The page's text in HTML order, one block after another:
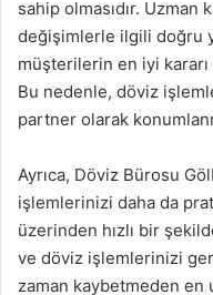
sahip olmasıdır. Uzman
değişimlerle ilgili doğru
müşterilerin en iyi kararı
Bu nedenle, döviz
partner olarak
Ayrıca, Döviz Bürosu
işlemlerinizi daha da
üzerinden hızlı bir
ve döviz işlemlerinizi
zaman kaybetmeden